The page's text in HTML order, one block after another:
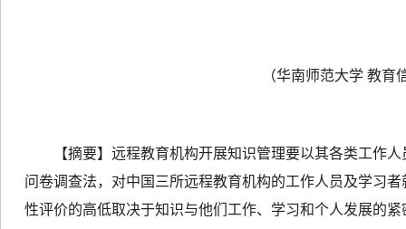
（华南师范大学 教育
【摘要】远程教育机构开展知识管理要以其各类工作
问卷调查法，对中国三所远程教育机构的工作人员及学习
性评价的高低取决于知识与他们工作、学习和个人发展的